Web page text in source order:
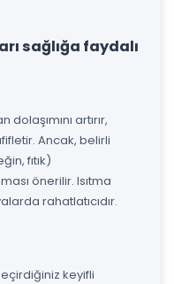
sağlığa faydalı
artırır,
Ancak, belirli
fıtık)
önerilir. Isıtma
rahatlatıcıdır.
keyifli